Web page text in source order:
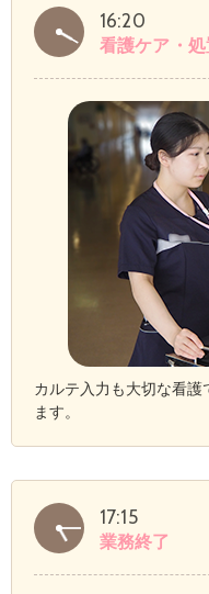
16:20
看護ケア・
カルテ入力も大切な看護
ます。
17:15
業務終了